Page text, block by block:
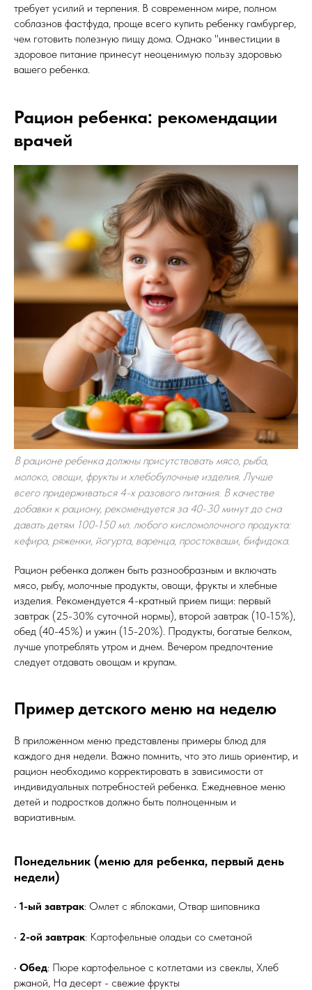
требует усилий и терпения. В современном мире, полном
соблазнов фастфуда, проще всего купить ребенку гамбургер,
чем готовить полезную пищу дома. Однако "инвестиции в
здоровое питание принесут неоценимую пользу здоровью
вашего ребенка.
Рацион ребенка: рекомендации
врачей
В рационе ребенка должны присутствовать мясо, рыба,
молоко, овощи, фрукты и хлебобулочные изделия. Лучше
всего придерживаться 4-х разового питания. В качестве
добавки к рациону, рекомендуется за 40-30 минут до сна
давать детям 100-150 мл. любого кисломолочного продукта:
кефира, ряженки, йогурта, варенца, простокваши, бифидока.
Рацион ребенка должен быть разнообразным и включать
мясо, рыбу, молочные продукты, овощи, фрукты и хлебные
изделия. Рекомендуется 4-кратный прием пищи: первый
завтрак (25-30% суточной нормы), второй завтрак (10-15%),
обед (40-45%) и ужин (15-20%). Продукты, богатые белком,
лучше употреблять утром и днем. Вечером предпочтение
следует отдавать овощам и крупам.
Пример детского меню на неделю
В приложенном меню представлены примеры блюд для
каждого дня недели. Важно помнить, что это лишь ориентир, и
рацион необходимо корректировать в зависимости от
индивидуальных потребностей ребенка. Ежедневное меню
детей и подростков должно быть полноценным и
вариативным.
Понедельник (меню для ребенка, первый день
недели)
• 1-ый завтрак: Омлет с яблоками, Отвар шиповника
• 2-ой завтрак: Картофельные оладьи со сметаной
• Обед: Пюре картофельное с котлетами из свеклы, Хлеб
ржаной, На десерт - свежие фрукты